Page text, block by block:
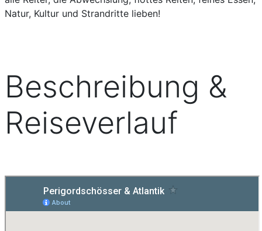
Natur, Kultur und Strandritte lieben!
Beschreibung &
Reiseverlauf